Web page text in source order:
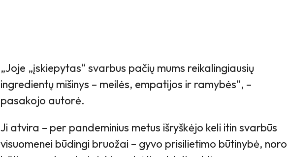
„Joje „įskiepytas“ svarbus pačių mums reikalingiausių
ingredientų mišinys – meilės, empatijos ir ramybės“, –
pasakojo autorė.
Ji atvira – per pandeminius metus išryškėjo keli itin svarbūs
visuomenei būdingi bruožai – gyvo prisilietimo būtinybė, noro